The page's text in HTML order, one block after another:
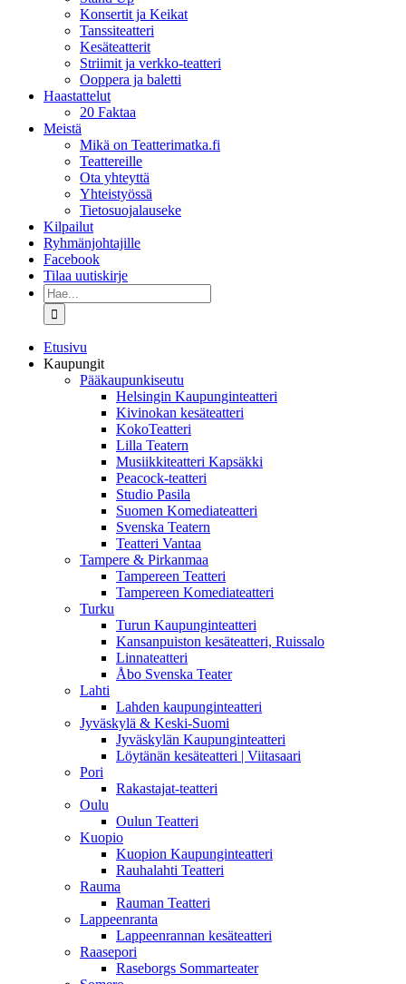
Konsertit ja Keikat
Tanssiteatteri
Kesäteatterit
Striimit ja verkko-teatteri
Ooppera ja baletti
Haastattelut
20 Faktaa
Meistä
Mikä on Teatterimatka.fi
Teattereille
Ota yhteyttä
Yhteistyössä
Tietosuojalauseke
Kilpailut
Ryhmänjohtajille
Facebook
Tilaa uutiskirje
Etsi
...
Etusivu
Kaupungit
Pääkaupunkiseutu
Helsingin Kaupunginteatteri
Kivinokan kesäteatteri
KokoTeatteri
Lilla Teatern
Musiikkiteatteri Kapsäkki
Peacock-teatteri
Studio Pasila
Suomen Komediateatteri
Svenska Teatern
Teatteri Vantaa
Tampere & Pirkanmaa
Tampereen Teatteri
Tampereen Komediateatteri
Turku
Turun Kaupunginteatteri
Kansanpuiston kesäteatteri, Ruissalo
Linnateatteri
Åbo Svenska Teater
Lahti
Lahden kaupunginteatteri
Jyväskylä & Keski-Suomi
Jyväskylän Kaupunginteatteri
Löytänän kesäteatteri | Viitasaari
Pori
Rakastajat-teatteri
Oulu
Oulun Teatteri
Kuopio
Kuopion Kaupunginteatteri
Rauhalahti Teatteri
Rauma
Rauman Teatteri
Lappeenranta
Lappeenrannan kesäteatteri
Raasepori
Raseborgs Sommarteater